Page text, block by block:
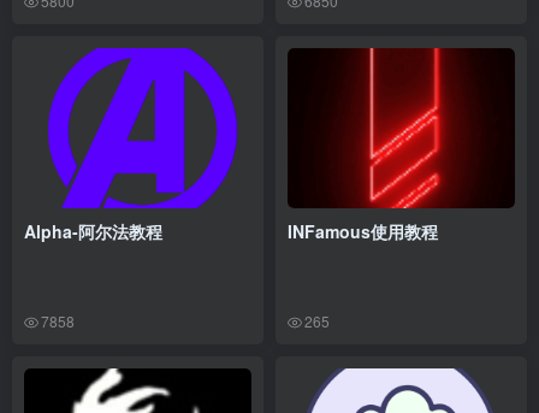
Alpha-阿尔法教程
7858
INFamous使用教程
265